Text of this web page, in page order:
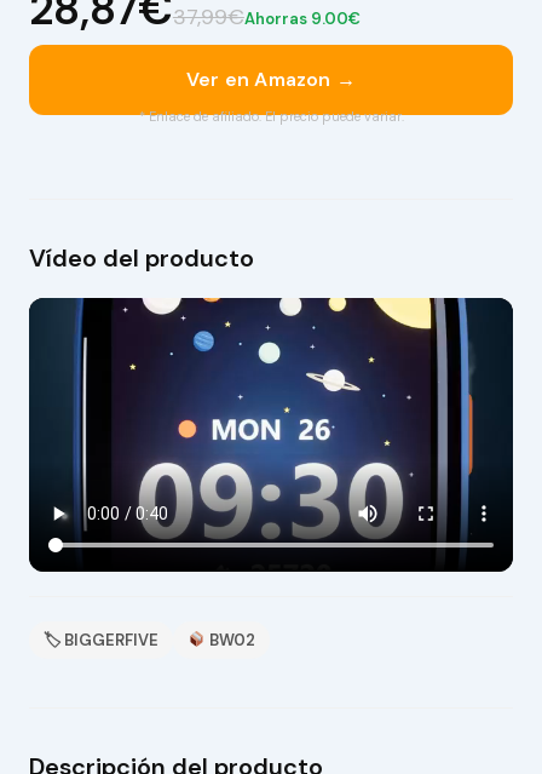
37,99€Ahorras 9.00€
Ver en Amazon →
* Enlace de afiliado. El precio puede variar.
Vídeo del producto
🏷 BIGGERFIVE BW02
Descripción del producto